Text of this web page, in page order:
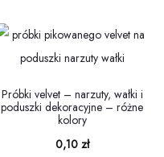
od
do
Próbki velvet – narzuty, wałki i
poduszki dekoracyjne – różne
kolory
0,10 zł